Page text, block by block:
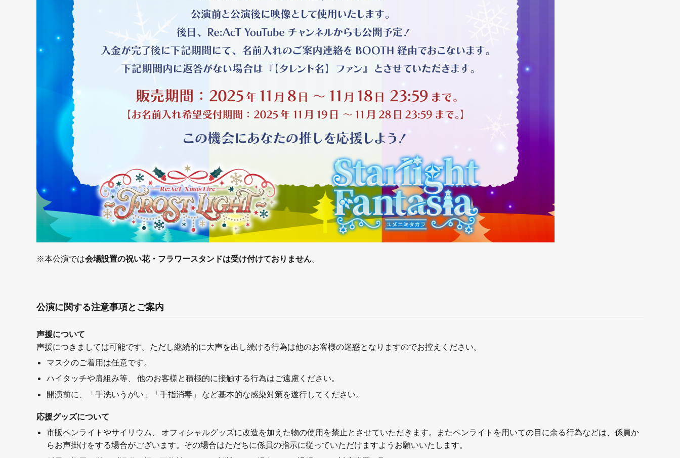
※本公演では会場設置の祝い花・フラワースタンドは受け付けておりません。
公演に関する注意事項とご案内
声援について
声援につきましては可能です。ただし継続的に大声を出し続ける行為は他のお客様の迷惑となりますのでお控えください。
マスクのご着用は任意です。
ハイタッチや肩組み等、 他のお客様と積極的に接触する行為はご遠慮ください。
開演前に、「手洗いうがい」「手指消毒」 など基本的な感染対策を遂行してください。
応援グッズについて
市販ペンライトやサイリウム、 オフィシャルグッズに改造を加えた物の使用を禁止とさせていただきます。またペンライトを用いての目に余る行為などは、係員か
らお声掛けをする場合がございます。その場合はただちに係員の指示に従っていただけますようお願いいたします。